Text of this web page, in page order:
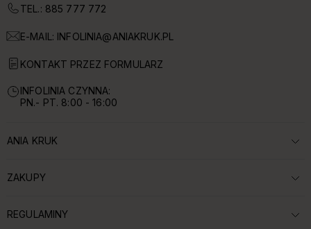
TEL.: 885 777 772
E-MAIL: INFOLINIA@ANIAKRUK.PL
KONTAKT PRZEZ FORMULARZ
INFOLINIA CZYNNA:
PN.- PT. 8:00 - 16:00
ROZWIŃ SEKCJĘ:
ANIA KRUK
ROZWIŃ SEKCJĘ:
ZAKUPY
ROZWIŃ SEKCJĘ:
REGULAMINY